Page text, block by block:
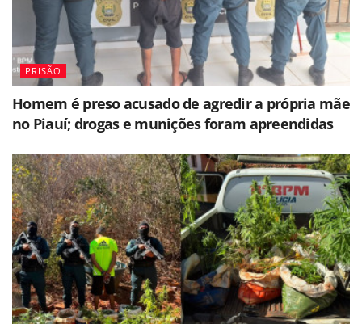
PRISÃO
Homem é preso acusado de agredir a própria mãe
no Piauí; drogas e munições foram apreendidas